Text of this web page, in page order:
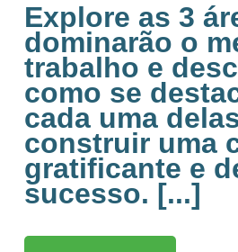
Explore as 3
dominarão o
trabalho e
como se
cada uma
construir uma
gratificante e
sucesso. [...]